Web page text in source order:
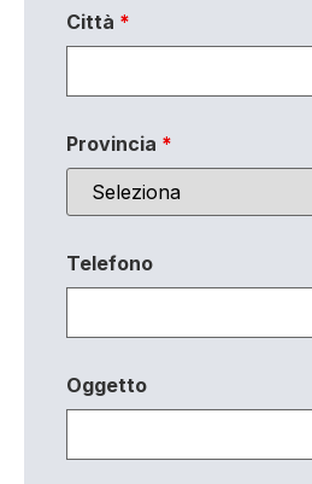
Città *
Provincia *
Telefono
Oggetto